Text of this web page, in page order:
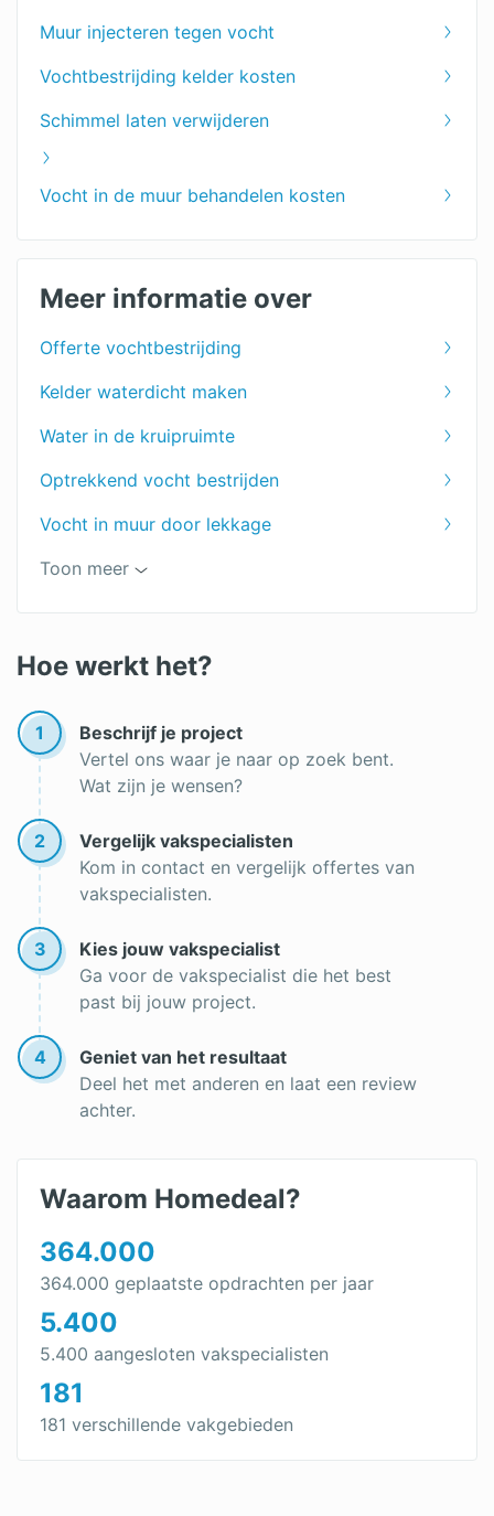
Muur injecteren tegen vocht
Vochtbestrijding kelder kosten
Schimmel laten verwijderen
Vocht in de muur behandelen kosten
Meer informatie over
Offerte vochtbestrijding
Kelder waterdicht maken
Water in de kruipruimte
Optrekkend vocht bestrijden
Vocht in muur door lekkage
Muur waterdicht maken
Schimmel in huis
Toon meer
Hoe werkt het?
1
Beschrijf je project
Vertel ons waar je naar op zoek bent.
Wat zijn je wensen?
2
Vergelijk vakspecialisten
Kom in contact en vergelijk offertes van
vakspecialisten.
3
Kies jouw vakspecialist
Ga voor de vakspecialist die het best
past bij jouw project.
4
Geniet van het resultaat
Deel het met anderen en laat een review
achter.
Waarom Homedeal?
364.000
364.000 geplaatste opdrachten per jaar
5.400
5.400 aangesloten vakspecialisten
181
181 verschillende vakgebieden